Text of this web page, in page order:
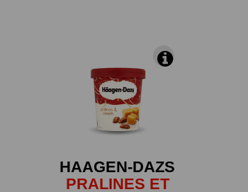
HAAGEN-DAZS
PRALINES ET